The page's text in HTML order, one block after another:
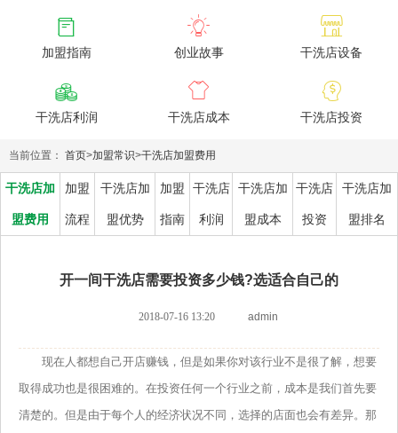

加盟指南

创业故事

干洗店设备

干洗店利润

干洗店成本

干洗店投资
当前位置： 首页>加盟常识>干洗店加盟费用
干洗店加
盟费用
加盟
流程
干洗店加
盟优势
加盟
指南
干洗店
利润
干洗店加
盟成本
干洗店
投资
干洗店加
盟排名
开一间干洗店需要投资多少钱?选适合自己的
2018-07-16 13:20 admin
现在人都想自己开店赚钱，但是如果你对该行业不是很了解，想要
取得成功也是很困难的。在投资任何一个行业之前，成本是我们首先要
清楚的。但是由于每个人的经济状况不同，选择的店面也会有差异。那